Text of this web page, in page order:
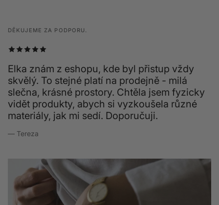
DĚKUJEME ZA PODPORU.
Elka znám z eshopu, kde byl přistup vždy
skvělý. To stejné platí na prodejně - milá
slečna, krásné prostory. Chtěla jsem fyzicky
vidět produkty, abych si vyzkoušela různé
materiály, jak mi sedí. Doporučuji.
— Tereza